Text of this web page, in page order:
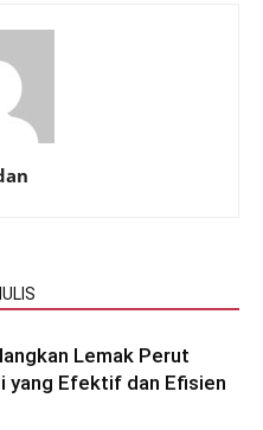
Lemak Perut
yang Efektif dan Efisien